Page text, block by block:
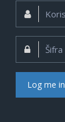
Korisničko
Šifra:
Log me in